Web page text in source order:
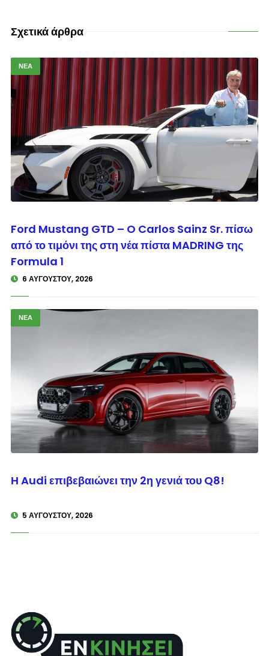
Σχετικά άρθρα
ΝΕΑ
© enkinisi.gr
Ford Mustang GTD – O Carlos Sainz Sr. πίσω
από το τιμόνι της στη νέα πίστα MADRING της
Formula 1
6 ΑΥΓΟΎΣΤΟΥ, 2026
ΝΕΑ
© enkinisi.gr
Η Audi επιβεβαιώνει την 2η γενιά του Q8!
5 ΑΥΓΟΎΣΤΟΥ, 2026